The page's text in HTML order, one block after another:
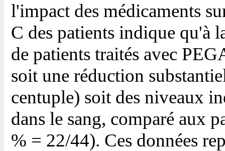
l'impact des médicaments
C des patients indique qu'à
de patients traités avec
soit une réduction
centuple) soit des niveaux
dans le sang, comparé aux
% = 22/44). Ces données